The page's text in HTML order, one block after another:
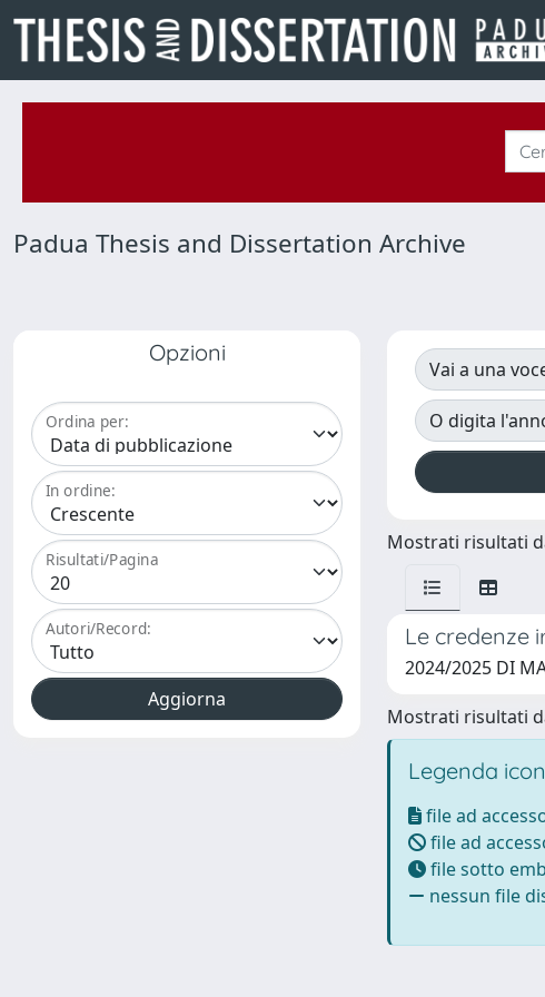
Padua Thesis and Dissertation Archive
Opzioni
Ordina per:
In ordine:
Risultati/Pagina
Autori/Record:
Vai a una
O digita
Mostrati risultati
Le credenze
2024/2025 DI
Mostrati risultati
Legenda
file ad
file ad
file sotto
nessun file